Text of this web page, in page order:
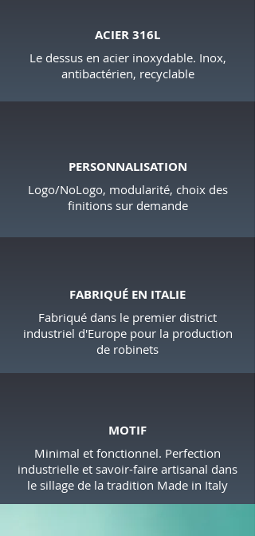
ACIER 316L
Le dessus en acier inoxydable. Inox,
antibactérien, recyclable
PERSONNALISATION
Logo/NoLogo, modularité, choix des
finitions sur demande
FABRIQUÉ EN ITALIE
Fabriqué dans le premier district
industriel d'Europe pour la production
de robinets
MOTIF
Minimal et fonctionnel. Perfection
industrielle et savoir-faire artisanal dans
le sillage de la tradition Made in Italy